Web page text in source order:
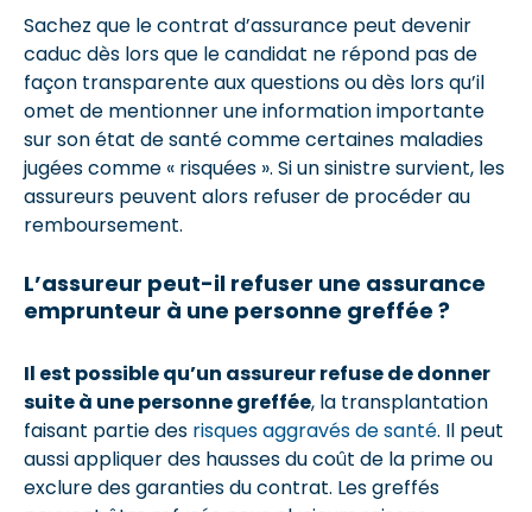
Sachez que le contrat d’assurance peut devenir
caduc dès lors que le candidat ne répond pas de
façon transparente aux questions ou dès lors qu’il
omet de mentionner une information importante
sur son état de santé comme certaines maladies
jugées comme « risquées ». Si un sinistre survient, les
assureurs peuvent alors refuser de procéder au
remboursement.
L’assureur peut-il refuser une assurance
emprunteur à une personne greffée ?
Il est possible qu’un assureur refuse de donner
suite à une personne greffée, la transplantation
faisant partie des risques aggravés de santé. Il peut
aussi appliquer des hausses du coût de la prime ou
exclure des garanties du contrat. Les greffés